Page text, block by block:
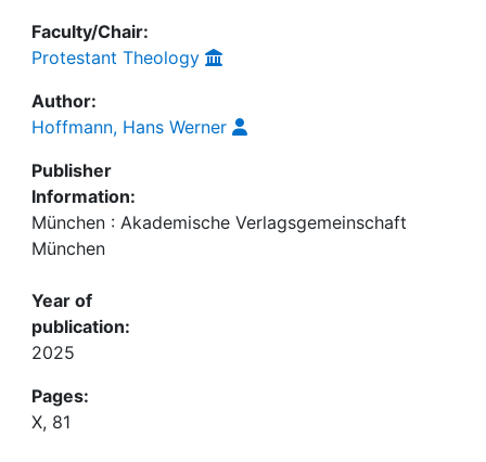
Faculty/Chair:
Protestant Theology
Author:
Hoffmann, Hans Werner
Publisher
Information:
München : Akademische Verlagsgemeinschaft
München
Year of
publication:
2025
Pages:
X, 81